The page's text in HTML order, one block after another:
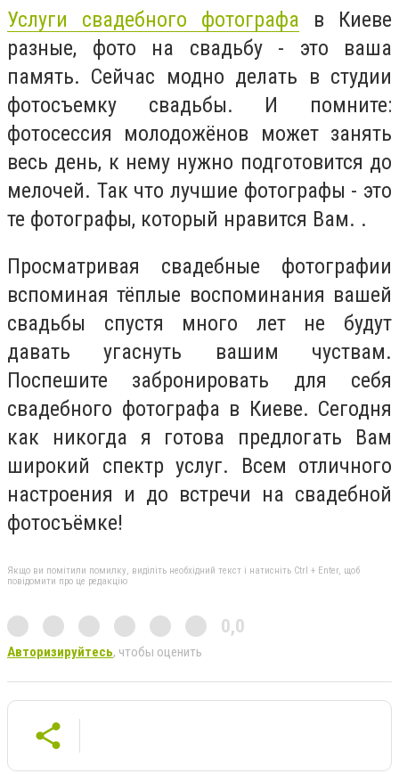
Услуги свадебного фотографа в Киеве
разные, фото на свадьбу - это ваша
память. Сейчас модно делать в студии
фотосъемку свадьбы. И помните:
фотосессия молодожёнов может занять
весь день, к нему нужно подготовится до
мелочей. Так что лучшие фотографы - это
те фотографы, который нравится Вам. .
Просматривая свадебные фотографии
вспоминая тёплые воспоминания вашей
свадьбы спустя много лет не будут
давать угаснуть вашим чуствам.
Поспешите забронировать для себя
свадебного фотографа в Киеве. Сегодня
как никогда я готова предлогать Вам
широкий спектр услуг. Всем отличного
настроения и до встречи на свадебной
фотосъёмке!
Якщо ви помітили помилку, виділіть необхідний текст і натисніть Ctrl + Enter, щоб
повідомити про це редакцію
0,0
Авторизируйтесь, чтобы оценить